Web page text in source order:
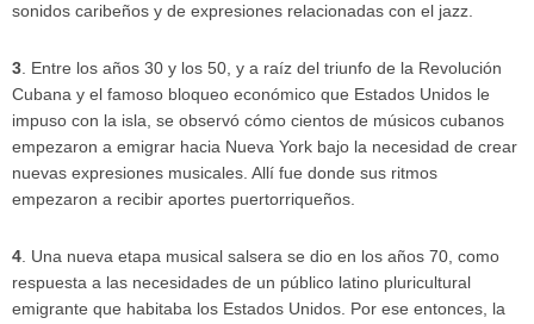
sonidos caribeños y de expresiones relacionadas con el jazz.
3. Entre los años 30 y los 50, y a raíz del triunfo de la Revolución
Cubana y el famoso bloqueo económico que Estados Unidos le
impuso con la isla, se observó cómo cientos de músicos cubanos
empezaron a emigrar hacia Nueva York bajo la necesidad de crear
nuevas expresiones musicales. Allí fue donde sus ritmos
empezaron a recibir aportes puertorriqueños.
4. Una nueva etapa musical salsera se dio en los años 70, como
respuesta a las necesidades de un público latino pluricultural
emigrante que habitaba los Estados Unidos. Por ese entonces, la